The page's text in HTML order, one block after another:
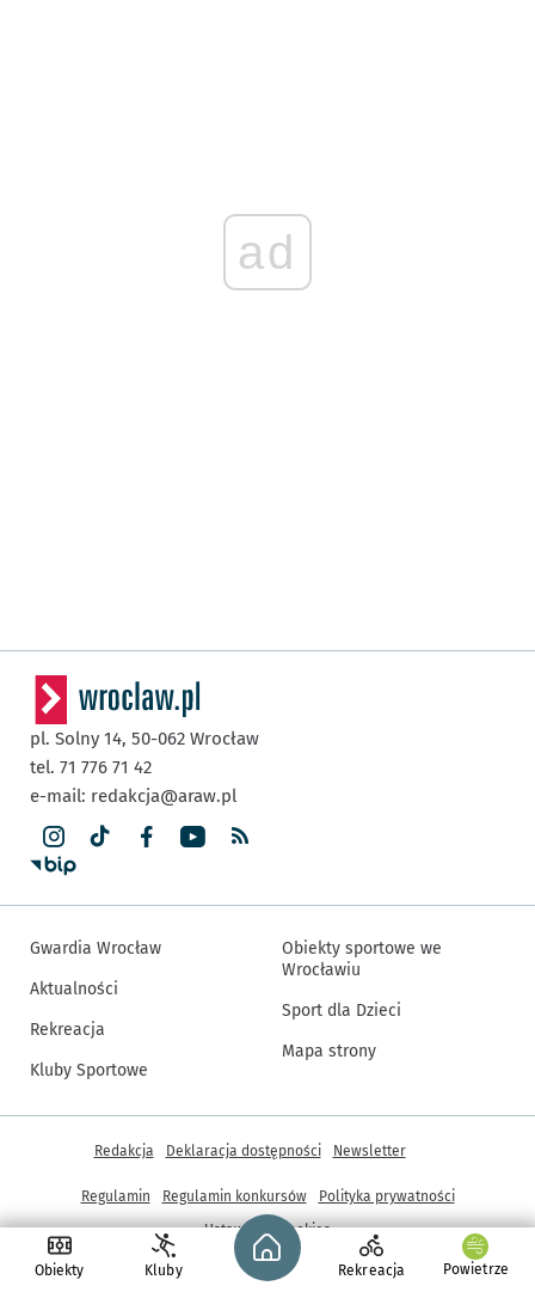
ad
Obiekty Kluby
Strona główna - wroclaw.pl
Rekreacja Powietrze
pl. Solny 14, 50-062 Wrocław
tel. 71 776 71 42
e-mail: redakcja@araw.pl
Gwardia Wrocław
Aktualności
Rekreacja
Kluby Sportowe
Obiekty sportowe we
Wrocławiu
Sport dla Dzieci
Mapa strony
© Copyright 2005-2026, ARAW S.A., Gmina Wrocław
Inne informacje
Redakcja Deklaracja dostępności Newsletter
Regulamin Regulamin konkursów
Polityka prywatności
Ustawienia cookies